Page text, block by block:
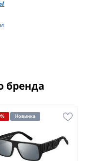
бренда
Новинка